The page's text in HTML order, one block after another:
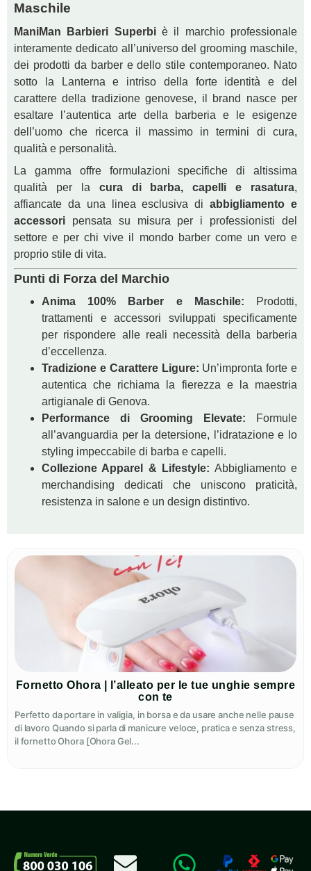
Maschile
ManiMan Barbieri Superbiè il marchio professionale
interamente dedicato all’universo del grooming maschile,
dei prodotti da barber e dello stile contemporaneo. Nato
sotto la Lanterna e intriso della forte identità e del
carattere della tradizione genovese, il brand nasce per
esaltare l’autentica arte della barberia e le esigenze
dell’uomo che ricerca il massimo in termini di cura,
qualità e personalità.
La gamma offre formulazioni specifiche di altissima
qualità per la cura di barba, capelli e rasatura,
affiancate da una linea esclusiva diabbigliamento e
accessori pensata su misura per i professionisti del
settore e per chi vive il mondo barber come un vero e
proprio stile di vita.
Punti di Forza del Marchio
Anima 100% Barber e Maschile: Prodotti,
trattamenti e accessori sviluppati specificamente
per rispondere alle reali necessità della barberia
d’eccellenza.
Tradizione e Carattere Ligure: Un’impronta forte e
autentica che richiama la fierezza e la maestria
artigianale di Genova.
Performance di Grooming Elevate: Formule
all’avanguardia per la detersione, l’idratazione e lo
styling impeccabile di barba e capelli.
Collezione Apparel & Lifestyle: Abbigliamento e
merchandising dedicati che uniscono praticità,
resistenza in salone e un design distintivo.
Fornetto Ohora | l’alleato per le tue unghie sempre
con te
Perfetto da portare in valigia, in borsa e da usare anche nelle pause
di lavoro Quando si parla di manicure veloce, pratica e senza stress,
il fornetto Ohora [Ohora Gel...